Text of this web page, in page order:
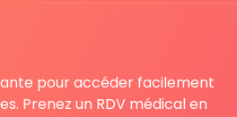
pour accéder facilement
Prenez un RDV médical en